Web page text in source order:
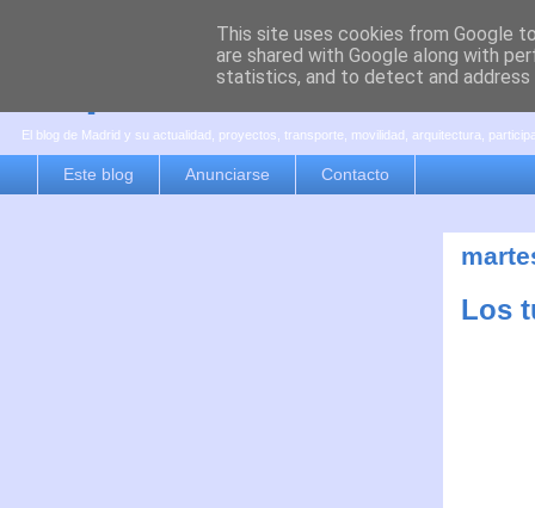
es por madrid
El blog de Madrid y su actualidad, proyectos, transporte, movilidad, arquitectura,
Este blog Anunciarse Contacto
Los
This site uses cookies from Google
are shared with Google along with
statistics, and to detect and address